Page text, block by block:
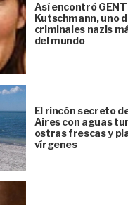
Así encontró
Kutschmann, uno
criminales nazis
del mundo
El rincón secreto
Aires con aguas
ostras frescas y
vírgenes